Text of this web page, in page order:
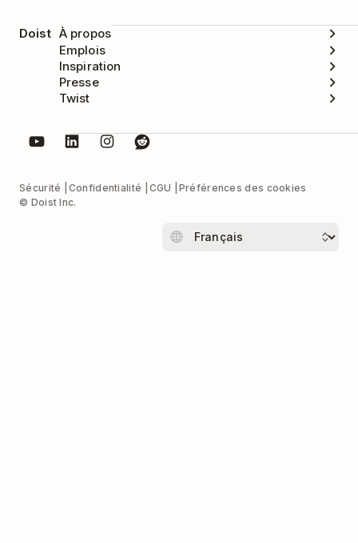
Doist À propos
Emplois
Inspiration
Presse
Twist
Sécurité Confidentialité CGU
Préférences des cookies
© Doist Inc.